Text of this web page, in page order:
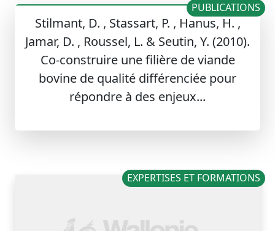
Stilmant, D. , Stassart, P. , Hanus, H. ,
Jamar, D. , Roussel, L. & Seutin, Y. (2010).
Co-construire une filière de viande
bovine de qualité différenciée pour
répondre à des enjeux...
PUBLICATIONS
EXPERTISES ET FORMATIONS